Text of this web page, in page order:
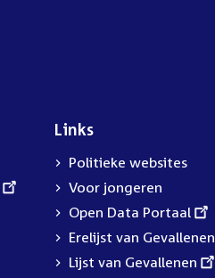
Links
Politieke websites
Voor jongeren
External
link:
Open Data Portaal
Erelijst van Gevallenen
External
Lijst van Gevallenen